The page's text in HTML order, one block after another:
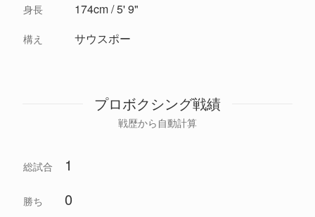
身長 174cm / 5' 9"
構え サウスポー
プロボクシング戦績
戦歴から自動計算
総試合 1
勝ち 0